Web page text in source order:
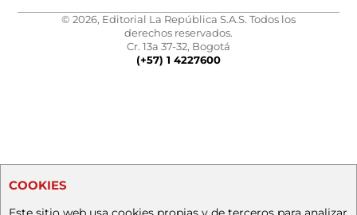
© 2026, Editorial La República S.A.S. Todos los
derechos reservados.
Cr. 13a 37-32, Bogotá
(+57) 1 4227600
COOKIES